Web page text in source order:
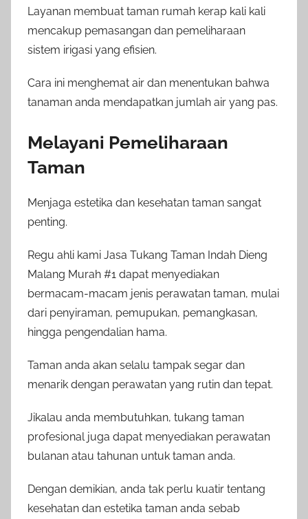
Layanan membuat taman rumah kerap kali kali
mencakup pemasangan dan pemeliharaan
sistem irigasi yang efisien.
Cara ini menghemat air dan menentukan bahwa
tanaman anda mendapatkan jumlah air yang pas.
Melayani Pemeliharaan
Taman
Menjaga estetika dan kesehatan taman sangat
penting.
Regu ahli kami Jasa Tukang Taman Indah Dieng
Malang Murah #1 dapat menyediakan
bermacam-macam jenis perawatan taman, mulai
dari penyiraman, pemupukan, pemangkasan,
hingga pengendalian hama.
Taman anda akan selalu tampak segar dan
menarik dengan perawatan yang rutin dan tepat.
Jikalau anda membutuhkan, tukang taman
profesional juga dapat menyediakan perawatan
bulanan atau tahunan untuk taman anda.
Dengan demikian, anda tak perlu kuatir tentang
kesehatan dan estetika taman anda sebab